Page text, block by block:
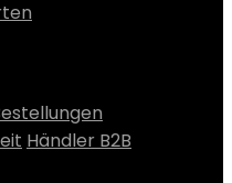
Händler B2B